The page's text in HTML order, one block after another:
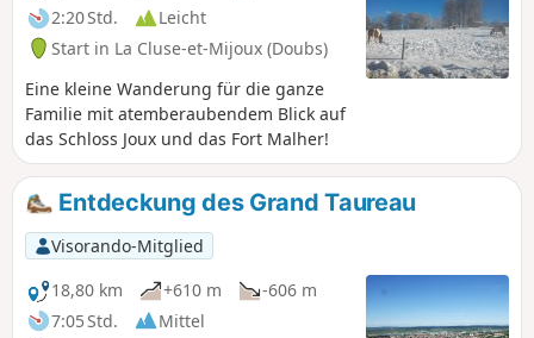
2:20 Std.
Leicht
Start in La Cluse-et-Mijoux (Doubs)
Eine kleine Wanderung für die ganze
Familie mit atemberaubendem Blick auf
das Schloss Joux und das Fort Malher!
Entdeckung des Grand Taureau
Visorando-Mitglied
18,80 km
+610 m
-606 m
7:05 Std.
Mittel